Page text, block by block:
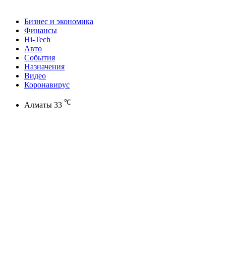
Бизнес и экономика
Финансы
Hi-Tech
Авто
События
Назначения
Видео
Коронавирус
Алматы 33 ℃